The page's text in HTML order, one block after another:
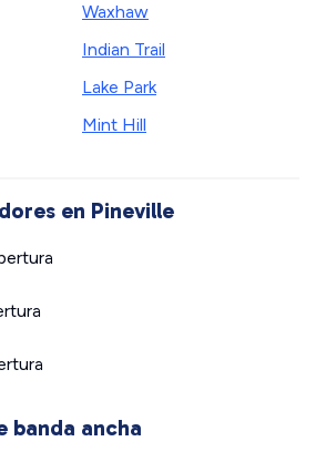
Waxhaw
Indian Trail
Lake Park
Mint Hill
en Pineville
banda ancha